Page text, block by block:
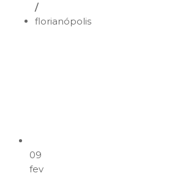
/
florianópolis
09
fev